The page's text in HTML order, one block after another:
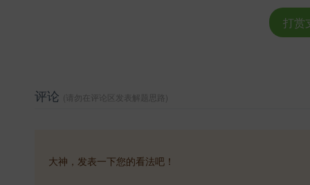
打赏
评论 (请勿在评论区发表解题思路)
大神，发表一下您的看法吧！